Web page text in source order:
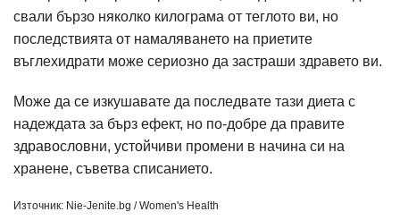
свали бързо няколко килограма от теглото ви, но
последствията от намаляването на приетите
въглехидрати може сериозно да застраши здравето ви.
Може да се изкушавате да последвате тази диета с
надеждата за бърз ефект, но по-добре да правите
здравословни, устойчиви промени в начина си на
хранене, съветва списанието.
Източник: Nie-Jenite.bg / Women's Health